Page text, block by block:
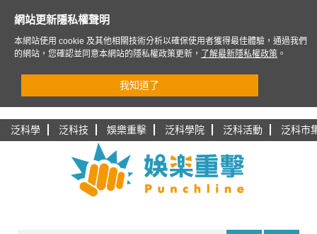
泛科學 泛科技 娛樂重擊 泛科學院 泛科活動 泛科市
網站更新隱私權聲明
本網站使用 cookie 及其他相關技術分析以確保使用者獲得最佳體驗，通過我們
的網站，您確認並同意本網站的隱私權政策更新，
了解最新隱私權政策 。
我知道了